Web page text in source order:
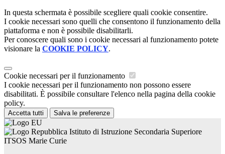
In questa schermata è possibile scegliere quali cookie consentire.
I cookie necessari sono quelli che consentono il funzionamento della
piattaforma e non è possibile disabilitarli.
Per conoscere quali sono i cookie necessari al funzionamento potete
visionare la COOKIE POLICY.
Cookie necessari per il funzionamento
I cookie necessari per il funzionamento non possono essere
disabilitati. È possibile consultare l'elenco nella pagina della cookie
policy.
Accetta tutti Salva le preferenze
Istituto di Istruzione Secondaria Superiore
ITSOS Marie Curie